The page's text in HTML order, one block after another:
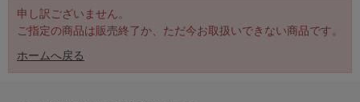
申し訳ございません。
ご指定の商品は販売終了か、ただ今お取扱いできない商品です。
ホームへ戻る